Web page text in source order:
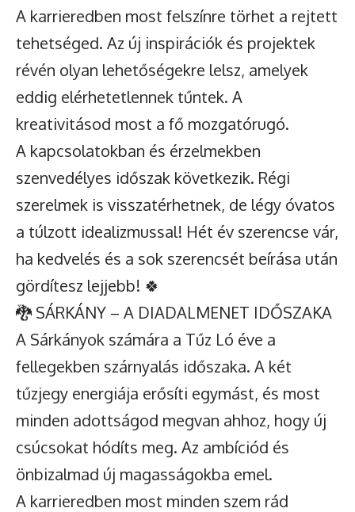
A karrieredben most felszínre törhet a rejtett
tehetséged. Az új inspirációk és projektek
révén olyan lehetőségekre lelsz, amelyek
eddig elérhetetlennek tűntek. A
kreativitásod most a fő mozgatórugó.
A kapcsolatokban és érzelmekben
szenvedélyes időszak következik. Régi
szerelmek is visszatérhetnek, de légy óvatos
a túlzott idealizmussal! Hét év szerencse vár,
ha kedvelés és a sok szerencsét beírása után
gördítesz lejjebb! 🍀
🐉 SÁRKÁNY – A DIADALMENET IDŐSZAKA
A Sárkányok számára a Tűz Ló éve a
fellegekben szárnyalás időszaka. A két
tűzjegy energiája erősíti egymást, és most
minden adottságod megvan ahhoz, hogy új
csúcsokat hódíts meg. Az ambíciód és
önbizalmad új magasságokba emel.
A karrieredben most minden szem rád